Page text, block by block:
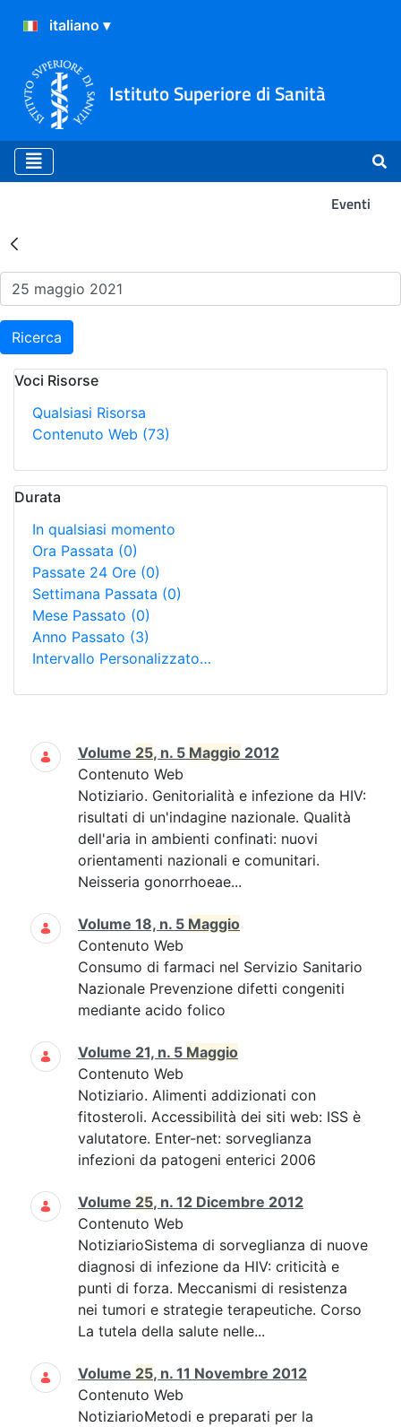
Istituto Superiore di Sanità
Eventi
Risultati della Ricerca -
Ricerca
Voci Risorse
Qualsiasi Risorsa
Contenuto Web (73)
Durata
In qualsiasi momento
Ora Passata (0)
Passate 24 Ore (0)
Settimana Passata (0)
Mese Passato (0)
Anno Passato (3)
Intervallo Personalizzato…
Ricerca
Volume 25, n. 5 Maggio 2012
Contenuto Web
Notiziario. Genitorialità e infezione da HIV:
risultati di un'indagine nazionale. Qualità
dell'aria in ambienti confinati: nuovi
orientamenti nazionali e comunitari.
Neisseria gonorrhoeae...
Volume 18, n. 5 Maggio
Contenuto Web
Consumo di farmaci nel Servizio Sanitario
Nazionale Prevenzione difetti congeniti
mediante acido folico
Volume 21, n. 5 Maggio
Contenuto Web
Notiziario. Alimenti addizionati con
fitosteroli. Accessibilità dei siti web: ISS è
valutatore. Enter-net: sorveglianza
infezioni da patogeni enterici 2006
Volume 25, n. 12 Dicembre 2012
Contenuto Web
NotiziarioSistema di sorveglianza di nuove
diagnosi di infezione da HIV: criticità e
punti di forza. Meccanismi di resistenza
nei tumori e strategie terapeutiche. Corso
La tutela della salute nelle...
Volume 25, n. 11 Novembre 2012
Contenuto Web
NotiziarioMetodi e preparati per la